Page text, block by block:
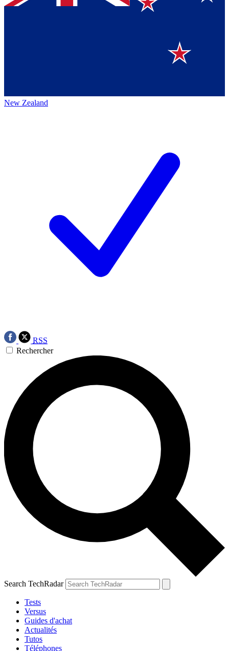
New Zealand
RSS
Rechercher
Search TechRadar
Tests
Versus
Guides d'achat
Actualités
Tutos
Téléphones